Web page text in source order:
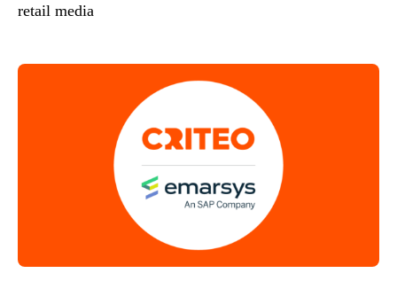
retail media